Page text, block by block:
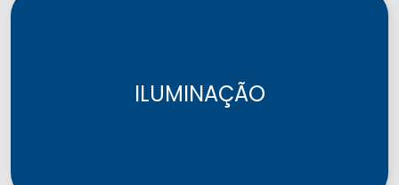
ILUMINAÇÃO